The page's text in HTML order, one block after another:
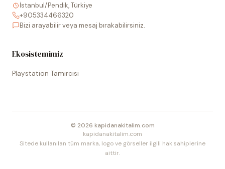
İstanbul/Pendik, Türkiye
+905334466320
Bizi arayabilir veya mesaj bırakabilirsiniz.
Ekosistemimiz
Playstation Tamircisi
© 2026 kapidanakitalim.com
kapidanakitalim.com
Sitede kullanılan tüm marka, logo ve görseller ilgili hak sahiplerine
aittir.